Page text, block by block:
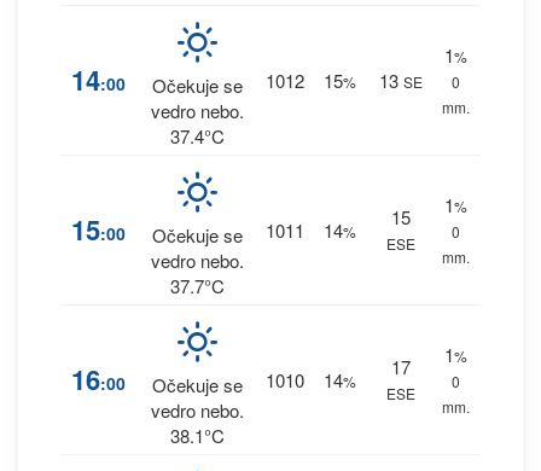
14:00
Očekuje se
vedro nebo.
37.4°C
1012 15% 13 SE
1%
0
mm.
15:00
Očekuje se
vedro nebo.
37.7°C
1011 14%
15
ESE
1%
0
mm.
16:00
Očekuje se
vedro nebo.
38.1°C
1010 14%
17
ESE
1%
0
mm.